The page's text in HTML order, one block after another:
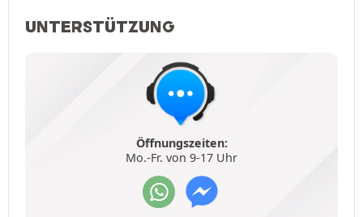
UNTERSTÜTZUNG
Öffnungszeiten:
Mo.-Fr. von 9-17 Uhr